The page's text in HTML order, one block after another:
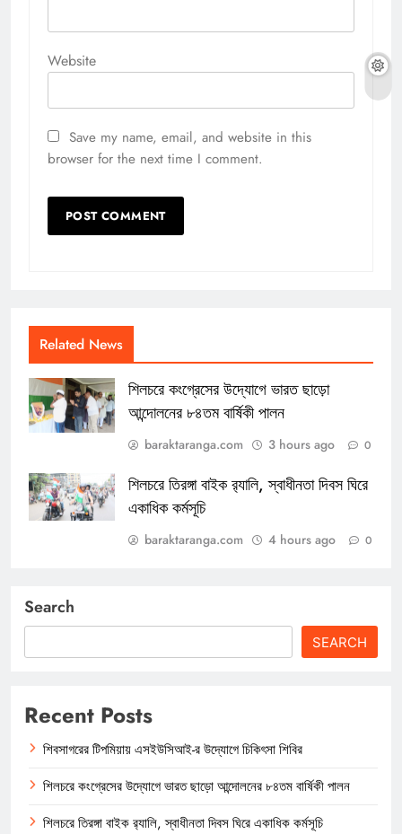
Website
Save my name, email, and website in this
browser for the next time I comment.
Related News
শিলচরে কংগ্রেসের উদ্যোগে ভারত ছাড়ো
আন্দোলনের ৮৪তম বার্ষিকী পালন
baraktaranga.com 3 hours ago 0
শিলচরে তিরঙ্গা বাইক র‍্যালি, স্বাধীনতা দিবস ঘিরে
একাধিক কর্মসূচি
baraktaranga.com 4 hours ago 0
Search
SEARCH
Recent Posts
শিবসাগরের টিপমিয়ায় এসইউসিআই-র উদ্যোগে চিকিৎসা শিবির
শিলচরে কংগ্রেসের উদ্যোগে ভারত ছাড়ো আন্দোলনের ৮৪তম বার্ষিকী পালন
শিলচরে তিরঙ্গা বাইক র‍্যালি, স্বাধীনতা দিবস ঘিরে একাধিক কর্মসূচি